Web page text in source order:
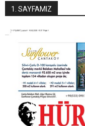
1. SAYFAMIZ